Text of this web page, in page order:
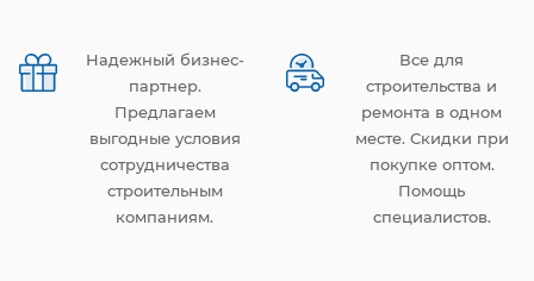
Надежный бизнес-
партнер.
Предлагаем
выгодные условия
сотрудничества
строительным
компаниям.
Все для
строительства и
ремонта в одном
месте. Скидки при
покупке оптом.
Помощь
специалистов.